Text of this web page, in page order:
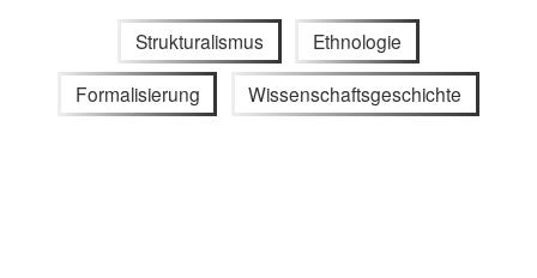
Strukturalismus Ethnologie
Formalisierung Wissenschaftsgeschichte